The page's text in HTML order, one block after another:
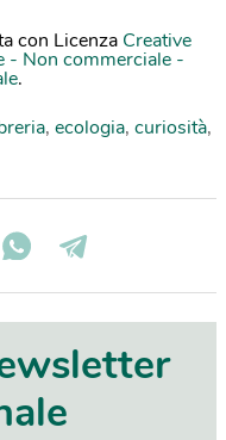
con Licenza Creative
- Non commerciale -
.
, ecologia, curiosità,